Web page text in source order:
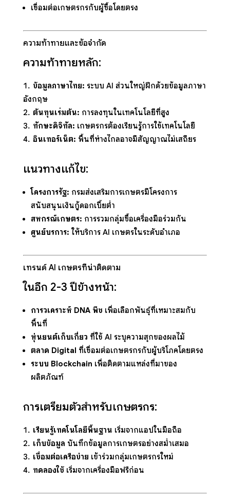
เชื่อมต่อเกษตรกรกับผู้ซื้อโดยตรง
ความท้าทายและข้อจำกัด
ความท้าทายหลัก:
ข้อมูลภาษาไทย: ระบบ AI ส่วนใหญ่ฝึกด้วยข้อมูลภาษา
อังกฤษ
ต้นทุนเริ่มต้น: การลงทุนในเทคโนโลยีที่สูง
ทักษะดิจิทัล: เกษตรกรต้องเรียนรู้การใช้เทคโนโลยี
อินเทอร์เน็ต: พื้นที่ห่างไกลอาจมีสัญญาณไม่เสถียร
แนวทางแก้ไข:
โครงการรัฐ: กรมส่งเสริมการเกษตรมีโครงการ
สนับสนุนเงินกู้ดอกเบี้ยต่ำ
สหกรณ์เกษตร: การรวมกลุ่มซื้อเครื่องมือร่วมกัน
ศูนย์บริการ: ให้บริการ AI เกษตรในระดับอำเภอ
เทรนด์ AI เกษตรที่น่าติดตาม
ในอีก 2-3 ปีข้างหน้า:
การวิเคราะห์ DNA พืช เพื่อเลือกพันธุ์ที่เหมาะสมกับ
พื้นที่
หุ่นยนต์เก็บเกี่ยว ที่ใช้ AI ระบุความสุกของผลไม้
ตลาด Digital ที่เชื่อมต่อเกษตรกรกับผู้บริโภคโดยตรง
ระบบ Blockchain เพื่อติดตามแหล่งที่มาของ
ผลิตภัณฑ์
การเตรียมตัวสำหรับเกษตรกร:
เรียนรู้เทคโนโลยีพื้นฐาน เริ่มจากแอปในมือถือ
เก็บข้อมูล บันทึกข้อมูลการเกษตรอย่างสม่ำเสมอ
เชื่อมต่อเครือข่าย เข้าร่วมกลุ่มเกษตรกรใหม่
ทดลองใช้เริ่มจากเครื่องมือฟรีก่อน